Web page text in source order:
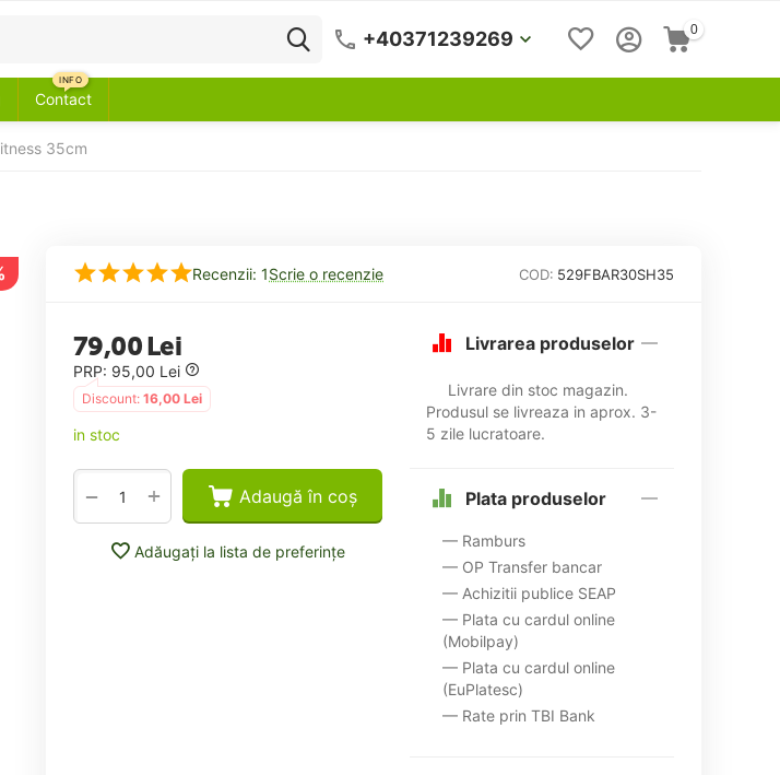
+40371239269 0
Contact
INFO
35cm
Recenzii: 1Scrie o recenzie COD: 529FBAR30SH35
79,00Lei
PRP: 95,00 Lei
Discount: 16,00 Lei
in stoc
+
− Adaugă în coș
Adăugați la lista de preferințe
Livrarea produselor
Livrare din stoc magazin.
Produsul se livreaza in aprox. 3-
5 zile lucratoare.
Plata produselor
— Ramburs
— OP Transfer bancar
— Achizitii publice SEAP
— Plata cu cardul online
(Mobilpay)
— Plata cu cardul online
(EuPlatesc)
— Rate prin TBI Bank